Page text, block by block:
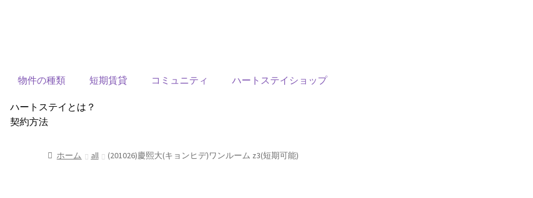
物件の種類 短期賃貸 コミュニティ ハートステイショップ
ハートステイとは？
契約方法
サービス費用ホーム all (201026)慶熙大(キョンヒデ)ワンルーム z3(短期可能)